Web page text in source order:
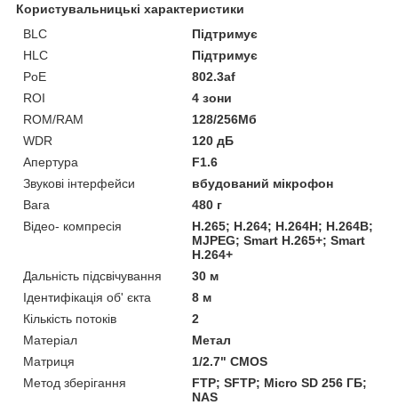
Користувальницькі характеристики
BLC
Підтримує
HLC
Підтримує
PoE
802.3af
ROI
4 зони
ROM/RAM
128/256Мб
WDR
120 дБ
Апертура
F1.6
Звукові інтерфейси
вбудований мікрофон
Вага
480 г
Відео- компресія
H.265; H.264; H.264H; H.264B;
MJPEG; Smart H.265+; Smart
H.264+
Дальність підсвічування
30 м
Ідентифікація об' єкта
8 м
Кількість потоків
2
Матеріал
Метал
Матриця
1/2.7" CMOS
Метод зберігання
FTP; SFTP; Micro SD 256 ГБ;
NAS